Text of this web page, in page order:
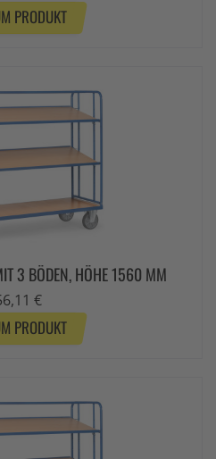
PRODUKT
3 BÖDEN, HÖHE 1560 MM
€
PRODUKT